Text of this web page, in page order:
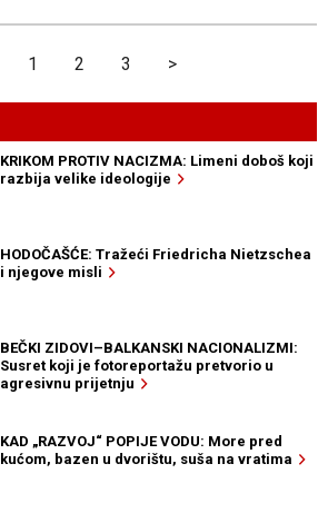
1 2 3 >
KRIKOM PROTIV NACIZMA: Limeni doboš koji
razbija velike ideologije
HODOČAŠĆE: Tražeći Friedricha Nietzschea
i njegove misli
BEČKI ZIDOVI–BALKANSKI NACIONALIZMI:
Susret koji je fotoreportažu pretvorio u
agresivnu prijetnju
KAD „RAZVOJ“ POPIJE VODU: More pred
kućom, bazen u dvorištu, suša na vratima